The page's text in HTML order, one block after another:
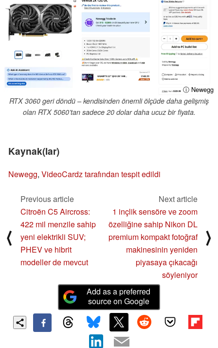
ⓘ Newegg
RTX 3060 geri döndü – kendisinden önemli ölçüde daha gelişmiş
olan RTX 5060’tan sadece 20 dolar daha ucuz bir fiyata.
Kaynak(lar)
Newegg, VideoCardz tarafından tespit edildi
⟨
Previous article
Citroën C5 Aircross:
422 mil menzile sahip
yeni elektrikli SUV;
PHEV ve hibrit
modeller de mevcut
Next article
1 inçlik sensöre ve zoom
özelliğine sahip Nikon DL
premium kompakt fotoğraf
makinesinin yeniden
piyasaya çıkacağı
söyleniyor
⟩
Add as a preferred
source on Google